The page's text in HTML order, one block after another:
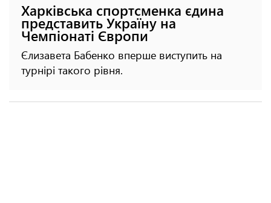
Харківська спортсменка єдина
представить Україну на
Чемпіонаті Європи
Єлизавета Бабенко вперше виступить на
турнірі такого рівня.